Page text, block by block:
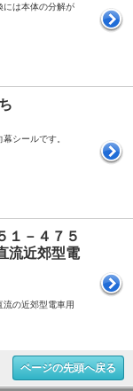
には本体の分解が
シールです。
１－４７５
流近郊型電
流の近郊型電車用
ページの先頭へ戻る